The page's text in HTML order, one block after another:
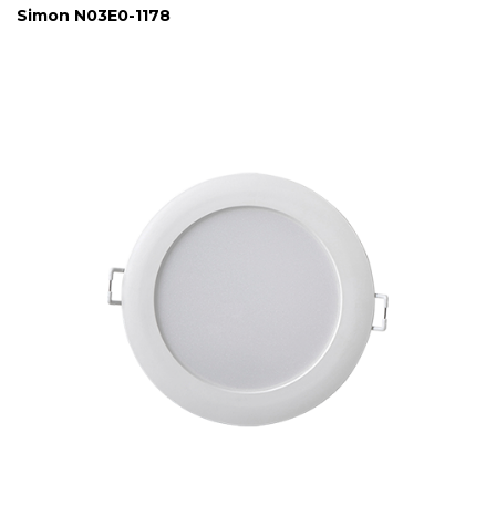
Simon N03E0-1178